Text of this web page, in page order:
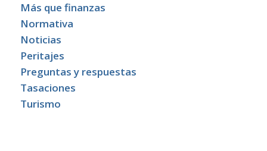
Más que finanzas
Normativa
Noticias
Peritajes
Preguntas y respuestas
Tasaciones
Turismo